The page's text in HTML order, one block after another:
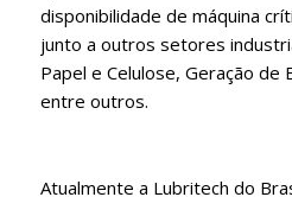
disponibilidade de máquina
junto a outros setores
Papel e Celulose, Geração de
entre outros.
Atualmente a Lubritech do